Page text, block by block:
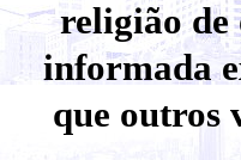
religião de
informada
que outros